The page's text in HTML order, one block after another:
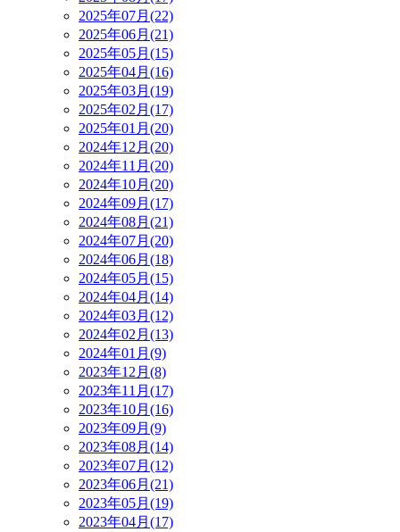
2025年07月(22)
2025年06月(21)
2025年05月(15)
2025年04月(16)
2025年03月(19)
2025年02月(17)
2025年01月(20)
2024年12月(20)
2024年11月(20)
2024年10月(20)
2024年09月(17)
2024年08月(21)
2024年07月(20)
2024年06月(18)
2024年05月(15)
2024年04月(14)
2024年03月(12)
2024年02月(13)
2024年01月(9)
2023年12月(8)
2023年11月(17)
2023年10月(16)
2023年09月(9)
2023年08月(14)
2023年07月(12)
2023年06月(21)
2023年05月(19)
2023年04月(17)